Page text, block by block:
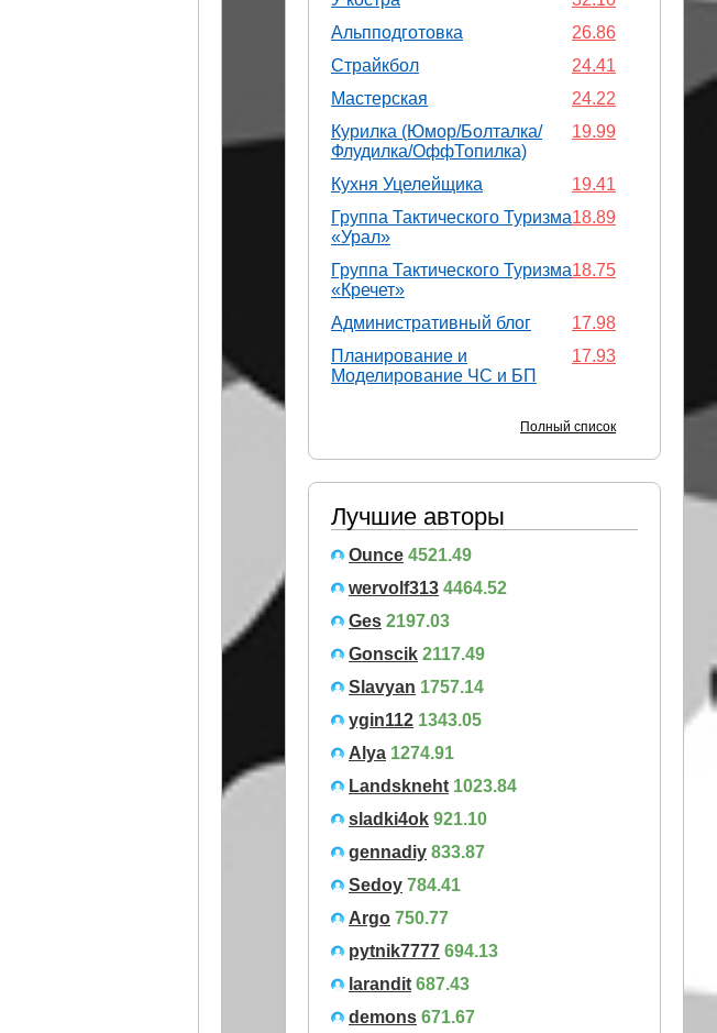
26.86
Альпподготовка
24.41
Страйкбол
24.22
Мастерская
19.99
Курилка (Юмор/Болталка/
Флудилка/ОффТопилка)
19.41
Кухня Уцелейщика
18.89
Группа Тактического Туризма
«Урал»
18.75
Группа Тактического Туризма
«Кречет»
17.98
Административный блог
17.93
Планирование и
Моделирование ЧС и БП
Полный список
Лучшие авторы
Ounce 4521.49
wervolf313 4464.52
Ges 2197.03
Gonscik 2117.49
Slavyan 1757.14
ygin112 1343.05
Alya 1274.91
Landskneht 1023.84
sladki4ok 921.10
gennadiy 833.87
Sedoy 784.41
Argo 750.77
pytnik7777 694.13
larandit 687.43
demons 671.67